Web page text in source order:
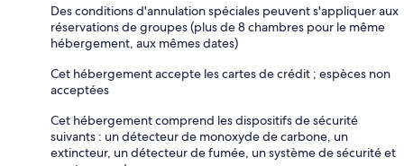
Des conditions d'annulation spéciales peuvent s'appliquer aux
réservations de groupes (plus de 8 chambres pour le même
hébergement, aux mêmes dates)
Cet hébergement accepte les cartes de crédit ; espèces non
acceptées
Cet hébergement comprend les dispositifs de sécurité
suivants : un détecteur de monoxyde de carbone, un
extincteur, un détecteur de fumée, un système de sécurité et